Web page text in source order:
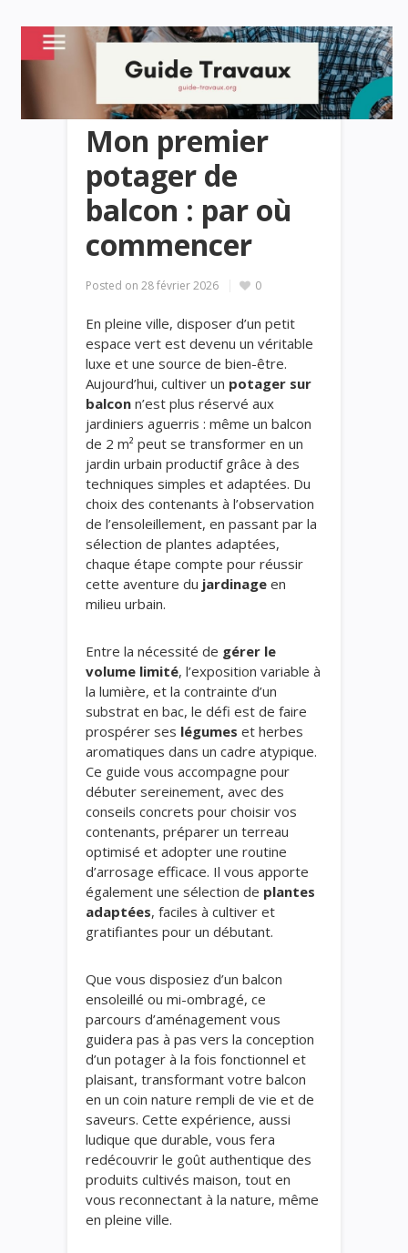
Mon premier
potager de
balcon : par où
commencer
Posted on 28 février 2026 0
En pleine ville, disposer d’un petit
espace vert est devenu un véritable
luxe et une source de bien-être.
Aujourd’hui, cultiver un potager sur
balcon n’est plus réservé aux
jardiniers aguerris : même un balcon
de 2 m² peut se transformer en un
jardin urbain productif grâce à des
techniques simples et adaptées. Du
choix des contenants à l’observation
de l’ensoleillement, en passant par la
sélection de plantes adaptées,
chaque étape compte pour réussir
cette aventure du jardinage en
milieu urbain.
Entre la nécessité de gérer le
volume limité, l’exposition variable à
la lumière, et la contrainte d’un
substrat en bac, le défi est de faire
prospérer ses légumes et herbes
aromatiques dans un cadre atypique.
Ce guide vous accompagne pour
débuter sereinement, avec des
conseils concrets pour choisir vos
contenants, préparer un terreau
optimisé et adopter une routine
d’arrosage efficace. Il vous apporte
également une sélection de plantes
adaptées, faciles à cultiver et
gratifiantes pour un débutant.
Que vous disposiez d’un balcon
ensoleillé ou mi-ombragé, ce
parcours d’aménagement vous
guidera pas à pas vers la conception
d’un potager à la fois fonctionnel et
plaisant, transformant votre balcon
en un coin nature rempli de vie et de
saveurs. Cette expérience, aussi
ludique que durable, vous fera
redécouvrir le goût authentique des
produits cultivés maison, tout en
vous reconnectant à la nature, même
en pleine ville.